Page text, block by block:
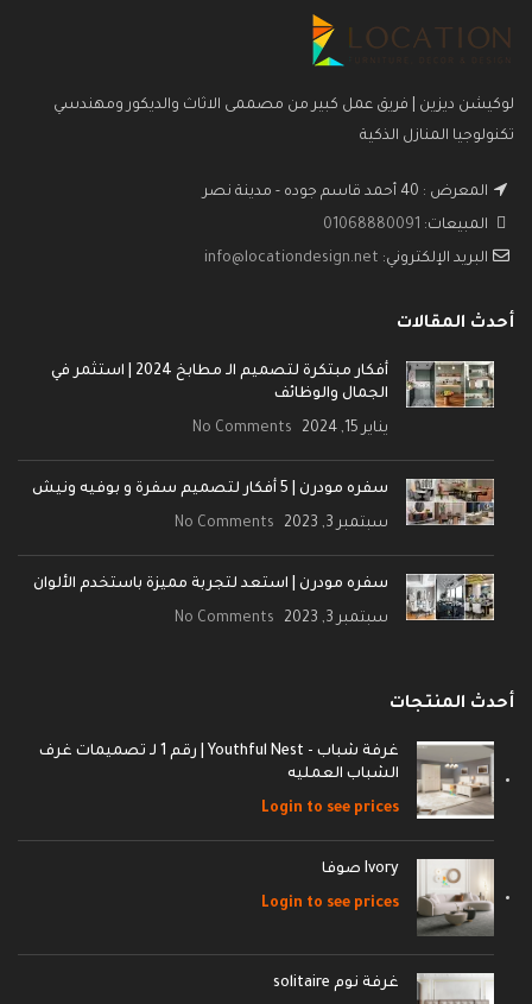
لوكيشن ديزين | فريق عمل كبير من مصممى الاثاث والديكور ومهندسي
تكنولوجيا المنازل الذكية
المعرض : 40 أحمد قاسم جوده - مدينة نصر
المبيعات: 01068880091
البريد الإلكتروني: info@locationdesign.net
أحدث المقالات
أفكار مبتكرة لتصميم الـ مطابخ 2024 | استثمر في
الجمال والوظائف
يناير 15, 2024 No Comments
سفره مودرن | 5 أفكار لتصميم سفرة و بوفيه ونيش
سبتمبر 3, 2023 No Comments
سفره مودرن | استعد لتجربة مميزة باستخدم الألوان
سبتمبر 3, 2023 No Comments
أحدث المنتجات
غرفة شباب - Youthful Nest | رقم 1 لـ تصميمات غرف
الشباب العمليه
Login to see prices
Ivory صوفا
Login to see prices
غرفة نوم solitaire